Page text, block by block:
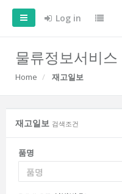
Log in
물류정보서비스
Home 재고일보
재고일보 검색조건
품명